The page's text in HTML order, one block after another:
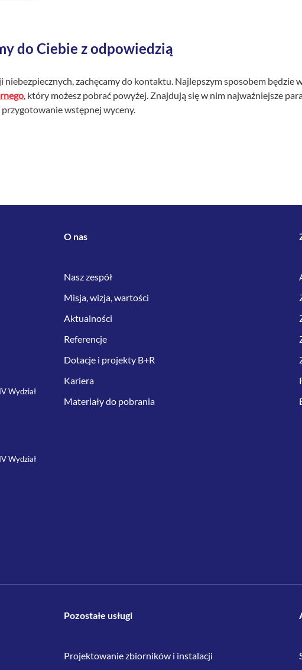
do Ciebie z odpowiedzią
zachęcamy do kontaktu. Najlepszym sposobem będzie
, który możesz pobrać powyżej. Znajdują się w nim najważniejsze
wstępnej wyceny.
Wydział
Wydział
O nas
Nasz zespół
Misja, wizja, wartości
Aktualności
Referencje
Dotacje i projekty B+R
Kariera
Materiały do pobrania
Pozostałe usługi
Projektowanie zbiorników i instalacji